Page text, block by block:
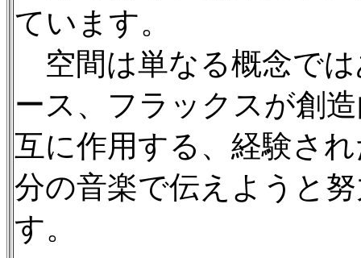
ています。
空間は単なる概念で
ース、フラックスが創
互に作用する、経験さ
分の音楽で伝えようと
す。